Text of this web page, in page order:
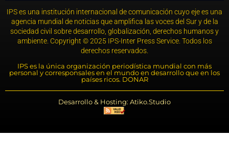
IPS es una institución internacional de comunicación cuyo eje es una
agencia mundial de noticias que amplifica las voces del Sur y de la
sociedad civil sobre desarrollo, globalización, derechos humanos y
ambiente. Copyright © 2025 IPS-Inter Press Service. Todos los
derechos reservados.
IPS es la única organización periodística mundial con más
personal y corresponsales en el mundo en desarrollo que en los
países ricos. DONAR
Desarrollo & Hosting: Atiko.Studio